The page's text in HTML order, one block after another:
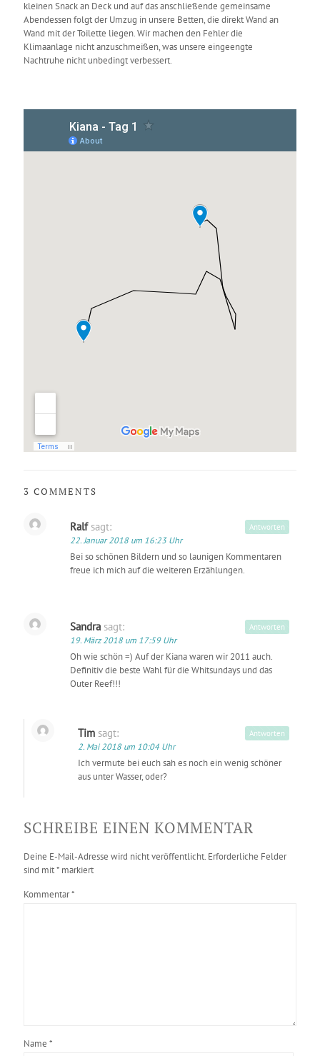
kleinen Snack an Deck und auf das anschließende gemeinsame
Abendessen folgt der Umzug in unsere Betten, die direkt Wand an
Wand mit der Toilette liegen. Wir machen den Fehler die
Klimaanlage nicht anzuschmeißen, was unsere eingeengte
Nachtruhe nicht unbedingt verbessert.
3 COMMENTS
Ralf sagt:
22. Januar 2018 um 16:23 Uhr
Bei so schönen Bildern und so launigen Kommentaren
freue ich mich auf die weiteren Erzählungen.
Antworten
Sandra sagt:
19. März 2018 um 17:59 Uhr
Oh wie schön =) Auf der Kiana waren wir 2011 auch.
Definitiv die beste Wahl für die Whitsundays und das
Outer Reef!!!
Antworten
Tim sagt:
2. Mai 2018 um 10:04 Uhr
Ich vermute bei euch sah es noch ein wenig schöner
aus unter Wasser, oder?
Antworten
SCHREIBE EINEN KOMMENTAR
Deine E-Mail-Adresse wird nicht veröffentlicht. Erforderliche Felder
sind mit* markiert
Kommentar*
Name *